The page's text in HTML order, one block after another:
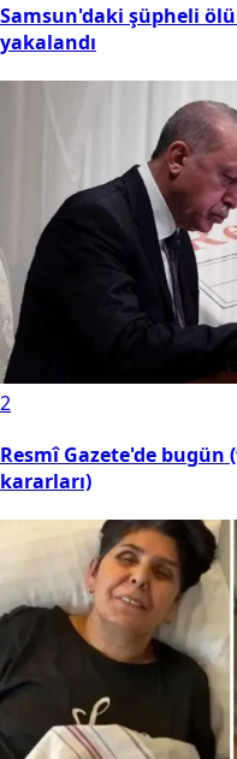
Samsun'daki şüpheli
yakalandı
2
Resmî Gazete'de bugün
kararları)